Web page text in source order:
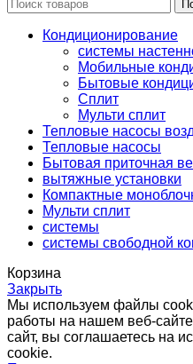
Кондиционирование
системы
Мобильные
Бытовые
Сплит
Мульти сплит
Тепловые насосы
Тепловые насосы
Бытовая приточная
вытяжные установки
Компактные
Мульти сплит
системы
системы свободной
Корзина
Закрыть
Мы используем файлы
работы на нашем веб-
сайт, вы соглашаетесь на
cookie.